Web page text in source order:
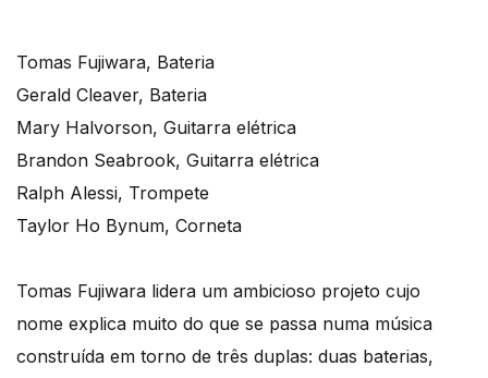
Tomas Fujiwara, Bateria
Gerald Cleaver, Bateria
Mary Halvorson, Guitarra elétrica
Brandon Seabrook, Guitarra elétrica
Ralph Alessi, Trompete
Taylor Ho Bynum, Corneta
Tomas Fujiwara lidera um ambicioso projeto cujo
nome explica muito do que se passa numa música
construída em torno de três duplas: duas baterias,